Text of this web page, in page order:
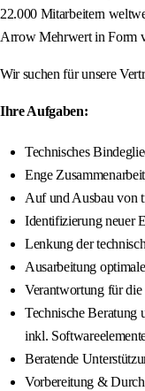
22.000 Mitarbeitern
Arrow Mehrwert in Form
Wir suchen für unsere
Ihre Aufgaben:
Technisches
Enge
Auf und Ausbau von
Identifizierung neuer
Lenkung der
Ausarbeitung
Verantwortung für die
Technische Beratung
inkl.
Beratende
Vorbereitung &